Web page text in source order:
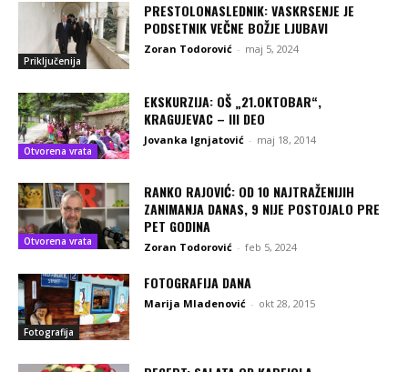
Priključenija
PRESTOLONASLEDNIK: VASKRSENJE JE
PODSETNIK VEČNE BOŽJE LJUBAVI
Zoran Todorović - maj 5, 2024
Otvorena vrata
EKSKURZIJA: OŠ „21.OKTOBAR“,
KRAGUJEVAC – III DEO
Jovanka Ignjatović - maj 18, 2014
Otvorena vrata
RANKO RAJOVIĆ: OD 10 NAJTRAŽENIJIH
ZANIMANJA DANAS, 9 NIJE POSTOJALO PRE
PET GODINA
Zoran Todorović - feb 5, 2024
Fotografija
FOTOGRAFIJA DANA
Marija Mladenović - okt 28, 2015